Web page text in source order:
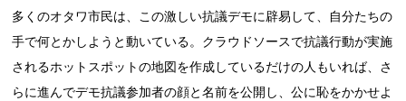
多くのオタワ市民は、この激しい抗議デモに辟易して、自分たちの
手で何とかしようと動いている。クラウドソースで抗議行動が実施
されるホットスポットの地図を作成しているだけの人もいれば、さ
らに進んでデモ抗議参加者の顔と名前を公開し、公に恥をかかせよ